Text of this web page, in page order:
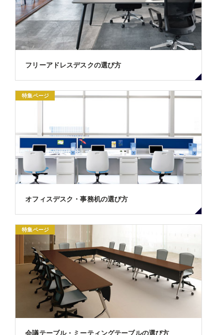
フリーアドレスデスクの選び方
特集ページ
オフィスデスク・事務机の選び方
特集ページ
会議テーブル・ミーティングテーブルの選び方